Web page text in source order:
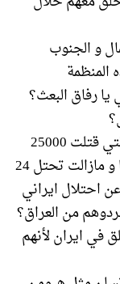
و الجنوب
المنظمة
يا رفاق البعث؟
لماذا دفاعكم المستميت عن هذه المنظمة التي قتلت 25000
عراقي خلال 23 عام من التواجد في بلادنا و مازالت تحتل 24
احتلال ايراني
من العراق؟
في ايران لأنهم